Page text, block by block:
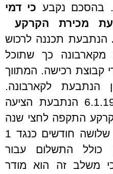
בהסכם נקבע כי דמי
מכירת הקרקע
הנתבעת תכננה לרכוש
מקארבונה כך שתוכל
קבוצת רכישה. המתווך
הנתבעת לקארבונה.
בפגישה שנערכה ב – 6.1.19 הנתבעת הציעה
התקפה לחצי שנה
עם אפשרות לארכה בת שלושה חודשים כנגד 1
כולל התשלום עבור
משלב זה הוא מודר